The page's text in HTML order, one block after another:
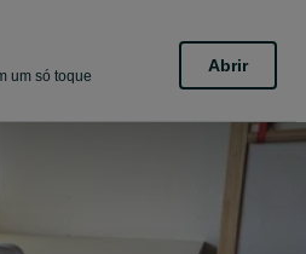
um só toque
Abrir